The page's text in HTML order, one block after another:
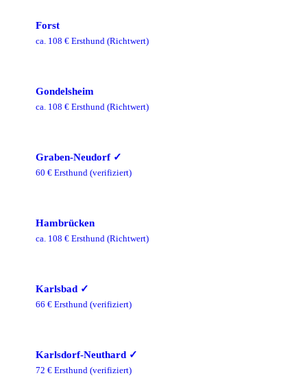
Forst
ca. 108 € Ersthund (Richtwert)
Gondelsheim
ca. 108 € Ersthund (Richtwert)
Graben-Neudorf✓
60 € Ersthund (verifiziert)
Hambrücken
ca. 108 € Ersthund (Richtwert)
Karlsbad ✓
66 € Ersthund (verifiziert)
Karlsdorf-Neuthard ✓
72 € Ersthund (verifiziert)